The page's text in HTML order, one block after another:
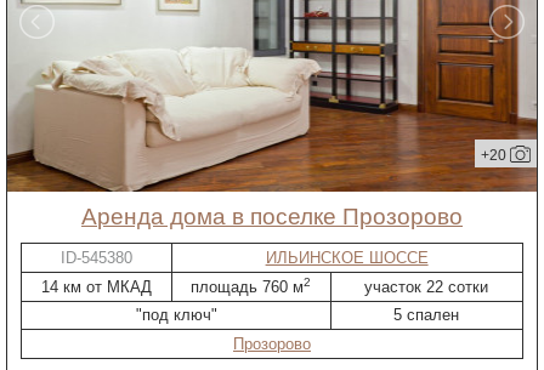
+20
Аренда дома в поселке Прозорово
ID-545380
ИЛЬИНСКОЕ ШОССЕ
14 км от МКАД
площадь 760 м2
участок 22 сотки
"под ключ"
5 спален
Прозорово